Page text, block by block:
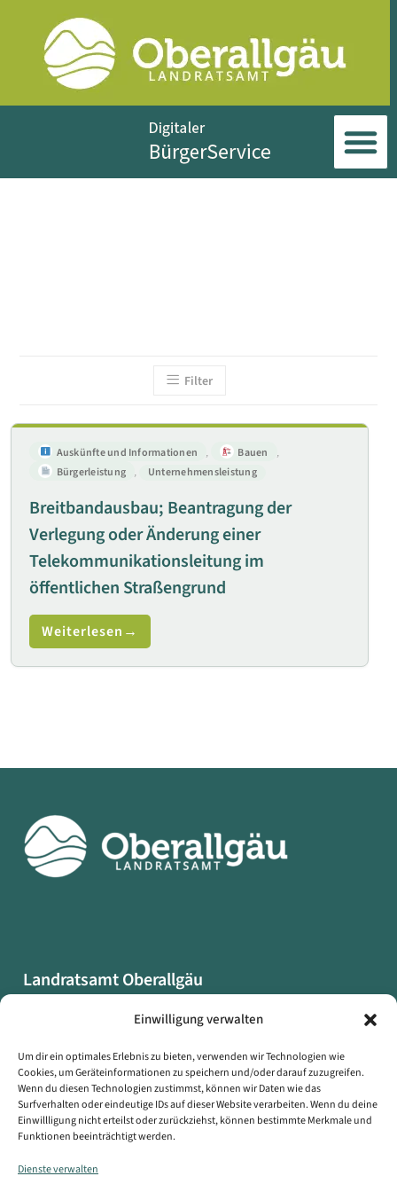
Einwilligung verwalten
Um dir ein optimales Erlebnis zu bieten, verwenden wir Technologien wie
Cookies, um Geräteinformationen zu speichern und/oder darauf zuzugreifen.
Wenn du diesen Technologien zustimmst, können wir Daten wie das
Surfverhalten oder eindeutige IDs auf dieser Website verarbeiten. Wenn du deine
Einwillligung nicht erteilst oder zurückziehst, können bestimmte Merkmale und
Funktionen beeinträchtigt werden.
Dienste verwalten
Filter
Auskünfte und Informationen , Bauen
,
Bürgerleistung , Unternehmensleistung
Breitbandausbau; Beantragung der
Verlegung oder Änderung einer
Telekommunikationsleitung im
öffentlichen Straßengrund
Weiterlesen
Landratsamt Oberallgäu
87527 Sonthofen
Datenschutzerklärung
Impressum
Erklärung zur Barrierefreiheit